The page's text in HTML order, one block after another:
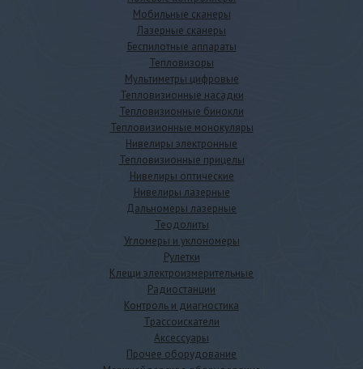
Мобильные сканеры
Лазерные сканеры
Беспилотные аппараты
Тепловизоры
Мультиметры цифровые
Тепловизионные насадки
Тепловизионные бинокли
Тепловизионные монокуляры
Нивелиры электронные
Тепловизионные прицелы
Нивелиры оптические
Нивелиры лазерные
Дальномеры лазерные
Теодолиты
Угломеры и уклономеры
Рулетки
Клещи электроизмерительные
Радиостанции
Контроль и диагностика
Трассоискатели
Аксессуары
Прочее оборудование